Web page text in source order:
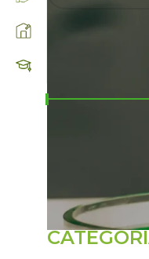
FILTRAR
FILTRAR